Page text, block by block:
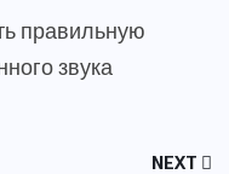
правильную
звука
NEXT